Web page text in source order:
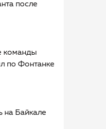
после
команды
по Фонтанке
на Байкале